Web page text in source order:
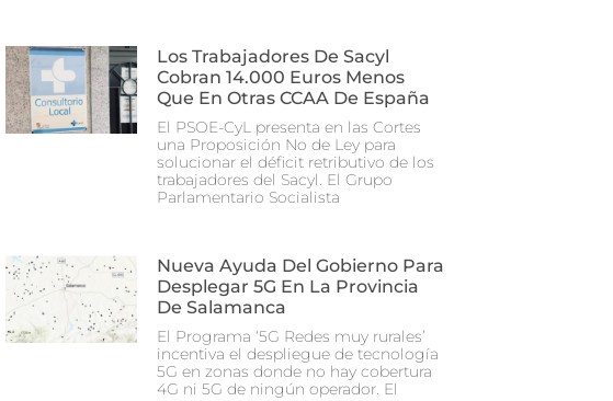
Los Trabajadores De Sacyl
Cobran 14.000 Euros Menos
Que En Otras CCAA De España
El PSOE-CyL presenta en las Cortes
una Proposición No de Ley para
solucionar el déficit retributivo de los
trabajadores del Sacyl. El Grupo
Parlamentario Socialista
Nueva Ayuda Del Gobierno Para
Desplegar 5G En La Provincia
De Salamanca
El Programa ‘5G Redes muy rurales’
incentiva el despliegue de tecnología
5G en zonas donde no hay cobertura
4G ni 5G de ningún operador. El